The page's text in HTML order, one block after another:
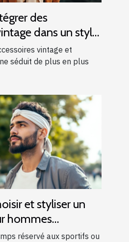
des
dans un style
vintage et
séduit de plus en plus
et styliser un
hommes
réservé aux sportifs ou